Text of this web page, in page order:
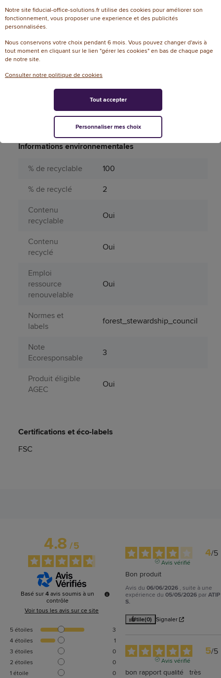
Pourcentage FSC
MIXTE
Produit dangereux
Périssable
Non
Type de couverture
Carte
Type de quadrillage
Ligné
Type de reliure
Spirale
Informations environnementales
% de recyclable
100
% de recyclé
2
Contenu
recyclable
Oui
Contenu
recyclé
Oui
Emploi
ressource
renouvelable
Oui
Normes et
labels
forest_stewardship_council
Note
Ecoresponsable
3
Produit éligible
AGEC
Oui
Certifications et éco-labels
FSC
4.8/5
Basé sur4 avis soumis à un
contrôle
Voir tous les avis sur ce site
5étoiles
3
4étoiles
1
3 étoiles
0
2 étoiles
0
1 étoile 0
4/5
Avis vérifié
Bon produit
Avis du06/06/2026 , suite à une
expérience du05/05/2026 parATIP
S.
Utile(0) Signaler
5/5
Avis vérifié
bon rapport qualité   très
Notre site fiducial-office-solutions.fr utilise des cookies pour améliorer son
fonctionnement, vous proposer une experience et des publicités
personnalisées.
Nous conservons votre choix pendant 6 mois. Vous pouvez changer d'avis à
tout moment en cliquant sur le lien "gérer les cookies" en bas de chaque page
de notre site.
Consulter notre politique de cookies
Personnaliser mes choix
Tout accepter